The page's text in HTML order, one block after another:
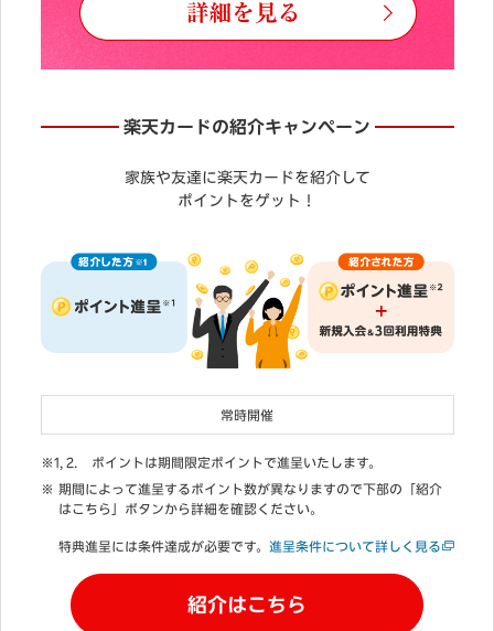
楽天カードの紹介キャンペーン
家族や友達に楽天カードを紹介して
ポイントをゲット！
常時開催
ポイントは期間限定ポイントで進呈いたします。
期間によって進呈するポイント数が異なりますので下部の「紹介
はこちら」ボタンから詳細を確認ください。
特典進呈には条件達成が必要です。 進呈条件について詳しく見る
紹介はこちら